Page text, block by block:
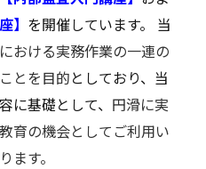
】 を開催しています。 当
おける実務作業の一連の
とを目的としており、当
に基礎として、 円滑に実
育の機会としてご利用い
ます。